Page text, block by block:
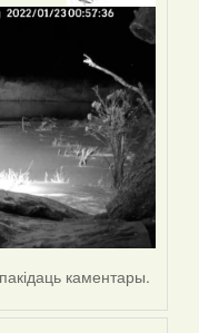
каментары.